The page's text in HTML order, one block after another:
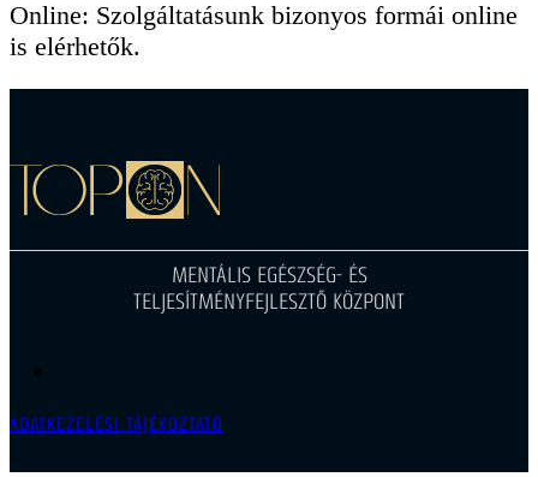
Online: Szolgáltatásunk bizonyos formái online
is elérhetők.
MENTÁLIS EGÉSZSÉG- ÉS
TELJESÍTMÉNYFEJLESZTŐ KÖZPONT
ADATKEZELÉSI TÁJÉKOZTATÓ